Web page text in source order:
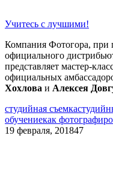
Учитесь с лучшими!
Компания Фотогора,
официального
представляет мастер-
официальных
Хохлова и Алексея
студийная съемка
обучениекак
19 февраля, 201847